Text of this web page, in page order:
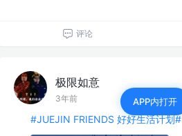
评论
极限如意
3年前
#JUEJIN FRIENDS 好好生活计划#
APP内打开